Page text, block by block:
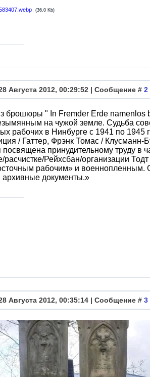
(36.0 Kb)
Августа 2012, 00:29:52 | Сообщение # 2
брошюры " In Fremder Erde namenlos
на чужой земле. Судьба
рабочих в Нинбурге с 1941 по 1945
/ Гаттер, Фрэнк Томас / Клусманн-
принудительному труду в
расчистке/Рейхсбан/организации
рабочим» и военнопленным.
архивные документы.»
Августа 2012, 00:35:14 | Сообщение # 3